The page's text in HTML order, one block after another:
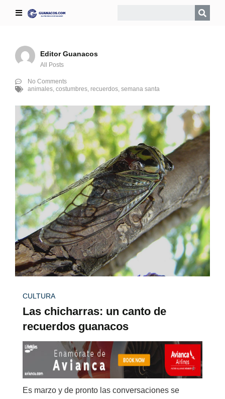
Editor Guanacos
All Posts
No Comments
animales, costumbres, recuerdos, semana santa
CULTURA
Las chicharras: un canto de
recuerdos guanacos
Es marzo y de pronto las conversaciones se